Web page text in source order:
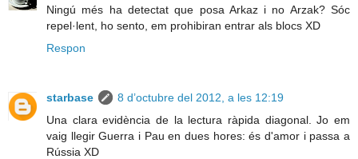
Ningú més ha detectat que posa Arkaz i no Arzak? Sóc
repel·lent, ho sento, em prohibiran entrar als blocs XD
Respon
starbase
8 d’octubre del 2012, a les 12:19
Una clara evidència de la lectura ràpida diagonal. Jo em
vaig llegir Guerra i Pau en dues hores: és d'amor i passa a
Rússia XD